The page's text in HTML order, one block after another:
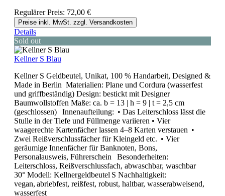
Regulärer Preis: 72,00 €
Preise inkl. MwSt. zzgl. Versandkosten
Details
Sold out
Kellner S Blau
Kellner S Geldbeutel, Unikat, 100 % Handarbeit, Designed &
Made in Berlin Materialien: Plane und Cordura (wasserfest
und griffbeständig) Design: bestickt mit Designer
Baumwollstoffen Maße: ca. b = 13 | h = 9 | t = 2,5 cm
(geschlossen) Innenaufteilung: • Das Leiterschloss lässt die
Stulle in der Tiefe und Füllmenge variieren • Vier
waagerechte Kartenfächer lassen 4–8 Karten verstauen •
Zwei Reißverschlussfächer für Kleingeld etc. • Vier
geräumige Innenfächer für Banknoten, Bons,
Personalausweis, Führerschein Besonderheiten:
Leiterschloss, Reißverschlussfach, abwaschbar, waschbar
30° Modell: Kellnergeldbeutel S Nachhaltigkeit:
vegan, abriebfest, reißfest, robust, haltbar, wasserabweisend,
wasserfest